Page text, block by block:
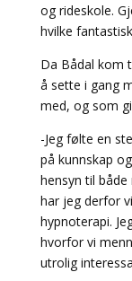
og rideskole.
hvilke
Da Bådal kom
å sette i gang
med, og som
-Jeg følte en
på kunnskap
hensyn til
har jeg derfor
hypnoterapi.
hvorfor vi
utrolig